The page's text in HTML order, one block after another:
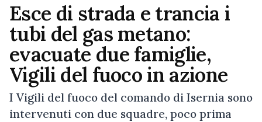
Esce di strada e trancia i
tubi del gas metano:
evacuate due famiglie,
Vigili del fuoco in azione
I Vigili del fuoco del comando di Isernia sono
intervenuti con due squadre, poco prima